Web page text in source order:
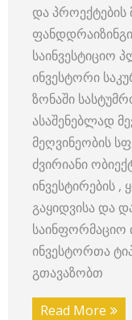
და პროექტების
ფანდდრაიზინგი
საინვესტიციო
ინვესტორი
ზონაში
ასაშენებლად
მეღვინეობის
ძვირიანი
ინვესტირების ,
გაყიდვისა და
საინფორმაციო
ინვესტორთა
გთავაზობთ
Read More